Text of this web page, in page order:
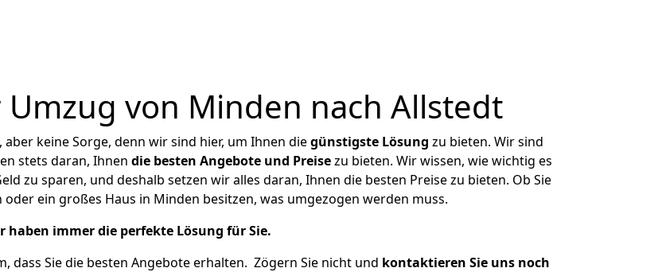
von Minden nach Allstedt
keine Sorge, denn wir sind hier, um Ihnen diegünstigste Lösung zu bieten. Wir sind
stets daran, Ihnen die besten Angebote und Preisezu bieten. Wir wissen, wie wichtig es
zu sparen, und deshalb setzen wir alles daran, Ihnen die besten Preise zu bieten. Ob Sie
ein großes Haus in Minden besitzen, was umgezogen werden muss.
haben immer die perfekte Lösung für Sie.
dass Sie die besten Angebote erhalten. Zögern Sie nicht und kontaktieren Sie uns noch